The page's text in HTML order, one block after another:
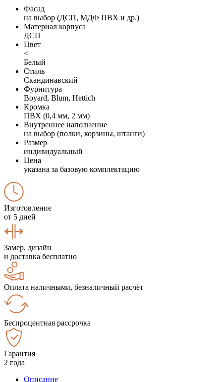
Фасад
на выбор (ДСП, МДФ ПВХ и др.)
Материал корпуса
ДСП
Цвет
<
Белый
Стиль
Скандинавский
Фурнитура
Boyard, Blum, Hettich
Кромка
ПВХ (0,4 мм, 2 мм)
Внутреннее наполнение
на выбор (полки, корзины, штанги)
Размер
индивидуальный
Цена
указана за базовую комплектацию
Изготовление
от 5 дней
Замер, дизайн
и доставка бесплатно
Оплата наличными, безналичный расчёт
Беспроцентная рассрочка
Гарантия
2 года
Описание